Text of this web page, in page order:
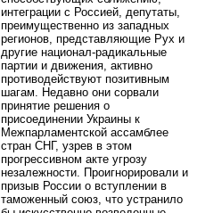
интеграции с Россией, депутаты,
преимущественно из западных
регионов, представляющие Рух и
другие национал-радикальные
партии и движения, активно
противодействуют позитивным
шагам. Недавно они сорвали
принятие решения о
присоединении Украины к
Межпарламентской ассамблее
стран СНГ, узрев в этом
прогрессивном акте угрозу
незалежности. Проигнорировали и
призыв России о вступлении в
таможенный союз, что устранило